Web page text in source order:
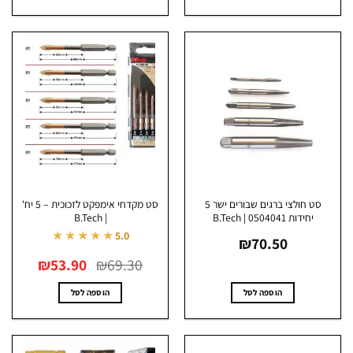
סט חולצי ברגים שבורים ישר 5
₪70.50
הוספה לסל
סט מקדחי אימפקט לזכוכית – 5 יח'
★★★★★
₪69.30 המקורי
היה:
₪69.30.
₪53.90 הנוכחי
הוא:
₪53.90.
הוספה לסל